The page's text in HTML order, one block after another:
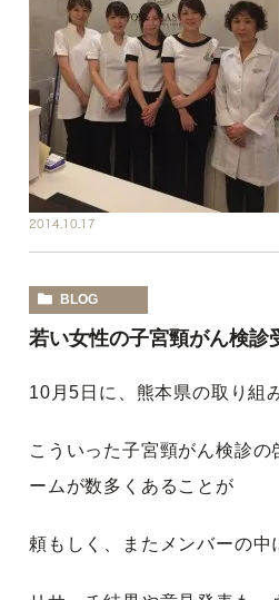
2014.10.17
BLOG
若い女性の子宮頸がん検診
10月5日に、熊本県の取り組
こういった子宮頸がん検診
ームが数多くあることが
頼もしく、またメンバーの中